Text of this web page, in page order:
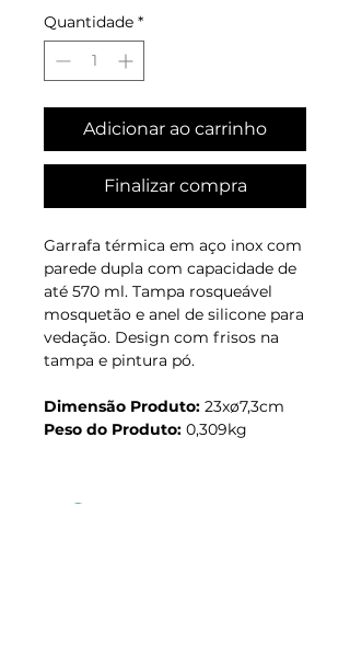
Quantidade *
Adicionar ao carrinho
Finalizar compra
Garrafa térmica em aço inox com
parede dupla com capacidade de
até 570 ml. Tampa rosqueável
mosquetão e anel de silicone para
vedação. Design com frisos na
tampa e pintura pó.
Dimensão Produto: 23xø7,3cm
Peso do Produto: 0,309kg